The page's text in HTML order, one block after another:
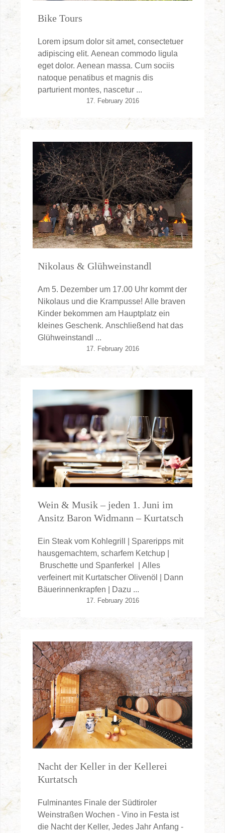
Bike Tours
Lorem ipsum dolor sit amet, consectetuer
adipiscing elit. Aenean commodo ligula
eget dolor. Aenean massa. Cum sociis
natoque penatibus et magnis dis
parturient montes, nascetur ...
17. February 2016
Nikolaus & Glühweinstandl
Am 5. Dezember um 17.00 Uhr kommt der
Nikolaus und die Krampusse! Alle braven
Kinder bekommen am Hauptplatz ein
kleines Geschenk. Anschließend hat das
Glühweinstandl ...
17. February 2016
Wein & Musik – jeden 1. Juni im
Ansitz Baron Widmann – Kurtatsch
Ein Steak vom Kohlegrill | Spareripps mit
hausgemachtem, scharfem Ketchup |
Bruschette und Spanferkel | Alles
verfeinert mit Kurtatscher Olivenöl | Dann
Bäuerinnenkrapfen | Dazu ...
17. February 2016
Nacht der Keller in der Kellerei
Kurtatsch
Fulminantes Finale der Südtiroler
Weinstraßen Wochen - Vino in Festa ist
die Nacht der Keller, Jedes Jahr Anfang -